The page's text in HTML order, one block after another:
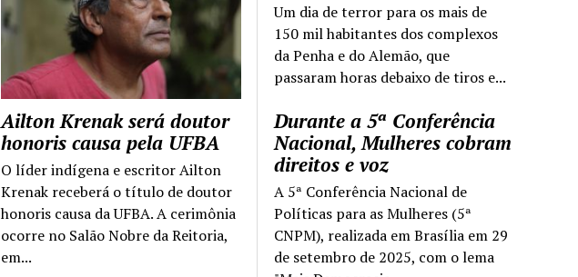
Um dia de terror para os mais de
150 mil habitantes dos complexos
da Penha e do Alemão, que
passaram horas debaixo de tiros e...
Durante a 5ª Conferência
Nacional, Mulheres cobram
direitos e voz
A 5ª Conferência Nacional de
Políticas para as Mulheres (5ª
CNPM), realizada em Brasília em 29
de setembro de 2025, com o lema
Ailton Krenak será doutor
honoris causa pela UFBA
O líder indígena e escritor Ailton
Krenak receberá o título de doutor
honoris causa da UFBA. A cerimônia
ocorre no Salão Nobre da Reitoria,
em...